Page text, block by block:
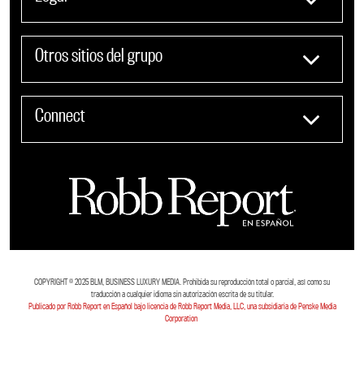
Otros sitios del grupo
Connect
COPYRIGHT ©️ 2025 BLM, BUSINESS LUXURY MEDIA. Prohibida su reproducción total o parcial, así como su
traducción a cualquier idioma sin autorización escrita de su titular.
Publicado por Robb Report en Español bajo licencia de Robb Report Media, LLC, una subsidiaria de Penske Media
Corporation